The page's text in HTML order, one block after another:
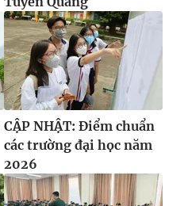
CẬP NHẬT: Điểm chuẩn
các trường đại học năm
2026